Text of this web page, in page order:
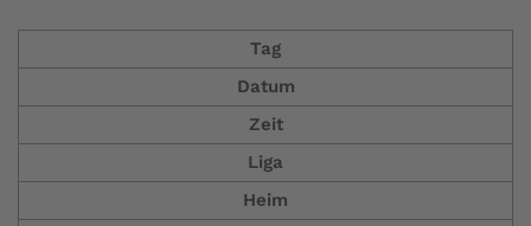
Tag
Datum
Zeit
Liga
Heim